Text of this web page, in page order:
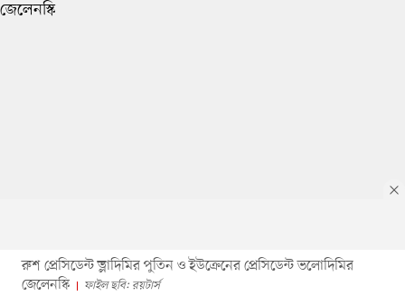
রুশ প্রেসিডেন্ট ভ্লাদিমির পুতিন ও ইউক্রেনের প্রেসিডেন্ট ভলোদিমির
জেলেনস্কি
ফাইল ছবি: রয়টার্স